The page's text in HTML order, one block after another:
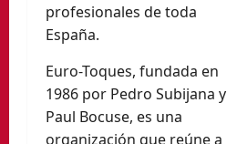
profesionales de toda
España.
Euro-Toques, fundada en
1986 por Pedro Subijana y
Paul Bocuse, es una
organización que reúne a